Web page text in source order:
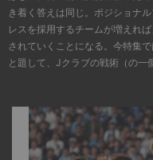
き着く答えは同じ。ポジショナ
レスを採用するチームが増えれ
されていくことになる。今特集
と題して、Jクラブの戦術（の一